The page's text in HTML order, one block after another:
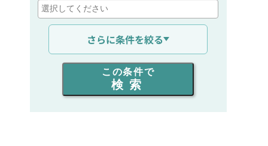
通信距離を選ぶ
出力を選ぶ
同時通話人数を選ぶ
さらに条件を絞る
この条件で
検索